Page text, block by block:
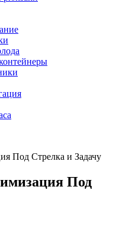
Под Стрелка и Задачу
Под